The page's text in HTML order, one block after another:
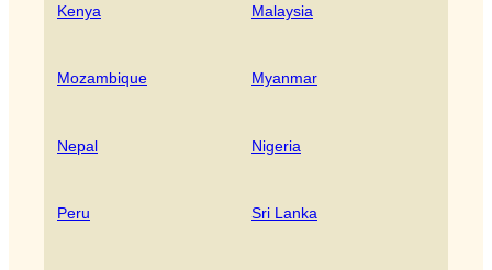
Kenya Malaysia
Mozambique Myanmar
Nepal Nigeria
Peru Sri Lanka